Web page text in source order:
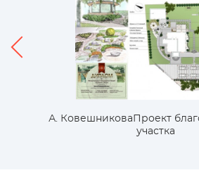
А. Ковешникова Проект
участка